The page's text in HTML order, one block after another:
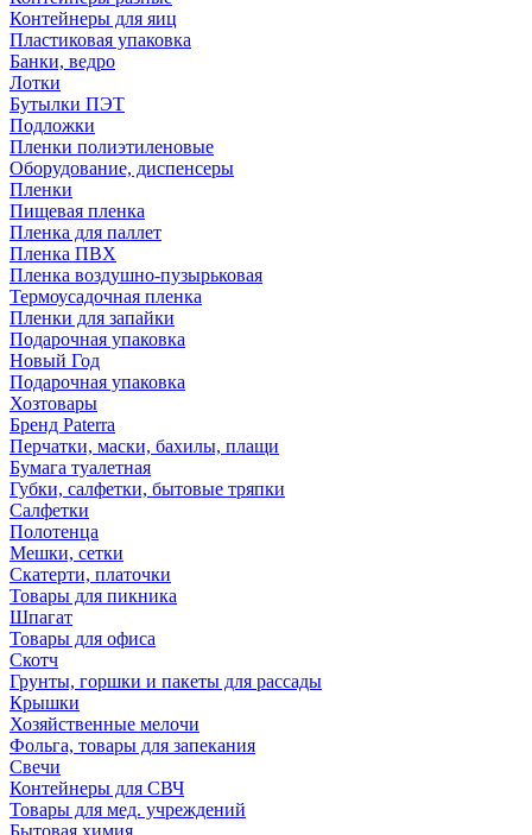
Контейнеры для яиц
Пластиковая упаковка
Банки, ведро
Лотки
Бутылки ПЭТ
Подложки
Пленки полиэтиленовые
Оборудование, диспенсеры
Пленки
Пищевая пленка
Пленка для паллет
Пленка ПВХ
Пленка воздушно-пузырьковая
Термоусадочная пленка
Пленки для запайки
Подарочная упаковка
Новый Год
Подарочная упаковка
Хозтовары
Бренд Paterra
Перчатки, маски, бахилы, плащи
Бумага туалетная
Губки, салфетки, бытовые тряпки
Салфетки
Полотенца
Мешки, сетки
Скатерти, платочки
Товары для пикника
Шпагат
Товары для офиса
Скотч
Грунты, горшки и пакеты для рассады
Крышки
Хозяйственные мелочи
Фольга, товары для запекания
Свечи
Контейнеры для СВЧ
Товары для мед. учреждений
Бытовая химия